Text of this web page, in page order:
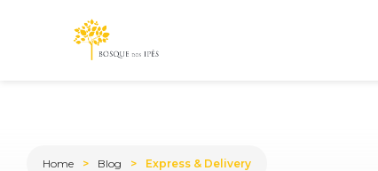
Home Blog Express & Delivery